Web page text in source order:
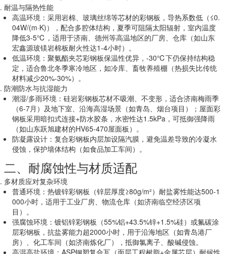
耐温与隔热性能
高温环境 ：采用岩棉、玻璃丝绵等芯材的彩钢板，导热系数低（≤0.
04W/(m·K)），配合多腔体结构，夏季可阻隔太阳辐射，室内温度
降低3-5℃，适用于济南、德州等高温地区的厂房、仓库（如山东
宏鑫源玻镁岩棉板耐火性达1-4小时）。
低温环境 ：聚氨酯夹芯彩钢板保温性优异，-30℃下仍保持结构稳
定，适合鲁北冬季寒冷地区，如冷库、畜牧养殖棚（热损失比传统
材料减少20%-30%）。
防潮防水与抗湿能力
潮湿/多雨环境 ：硅岩彩钢板芯材不吸潮、不变形，适合济南梅雨季
（6-7月）及地下室、沿海高湿场景（如青岛、烟台项目）；屋面彩
钢板采用暗扣式连接+防水胶条，水密性达1.5kPa，可抵御强降雨
（如山东跃旭建材的HV65-470屋面板）。
防凝露设计 ：复合彩钢板内层加设隔汽膜，避免温差导致的冷凝水
侵蚀，保护墙体结构（如食品加工车间）。
二、耐腐蚀性与材质适配
多材质应对复杂环境
普通环境 ：热镀锌彩钢板（锌层厚度≥80g/m²）耐盐雾性能达500-1
000小时，适用于工业厂房、物流仓库（如济南临空经济区项
目）。
强腐蚀环境 ：镀铝锌彩钢板（55%铝+43.5%锌+1.5%硅）或氟碳涂
层彩钢板，抗盐雾能力超2000小时，用于沿海地区（如青岛港厂
房）、化工车间（如济南炼化厂），抵御氯离子、酸碱侵蚀。
高湿高盐环境 ：ASP钢塑复合瓦（面层工程树脂+金属芯层）耐候性